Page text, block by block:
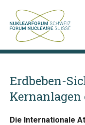
Erdbeben-
Die Internationale